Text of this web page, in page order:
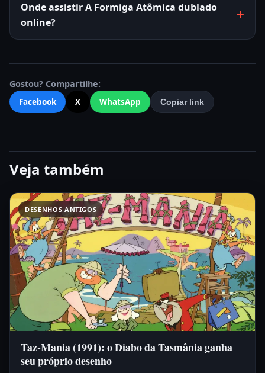
Onde assistir A Formiga Atômica dublado
online?
Gostou? Compartilhe:
Facebook
X WhatsApp Copiar link
Veja também
DESENHOS ANTIGOS
Taz-Mania (1991): o Diabo da Tasmânia ganha
seu próprio desenho